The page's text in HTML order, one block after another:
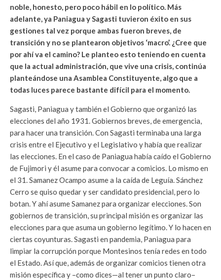
noble, honesto, pero poco hábil en lo político. Más
adelante, ya Paniagua y Sagasti tuvieron éxito en sus
gestiones tal vez porque ambas fueron breves, de
transición y no se plantearon objetivos ‘macro’. ¿Cree que
por ahí va el camino? Le planteo esto teniendo en cuenta
que la actual administración, que vive una crisis, continúa
planteándose una Asamblea Constituyente, algo que a
todas luces parece bastante difícil para el momento.
Sagasti, Paniagua y también el Gobierno que organizó las
elecciones del año 1931. Gobiernos breves, de emergencia,
para hacer una transición. Con Sagasti terminaba una larga
crisis entre el Ejecutivo y el Legislativo y había que realizar
las elecciones. En el caso de Paniagua había caído el Gobierno
de Fujimori y él asume para convocar a comicios. Lo mismo en
el 31. Samanez Ocampo asume a la caída de Leguía. Sánchez
Cerro se quiso quedar y ser candidato presidencial, pero lo
botan. Y ahí asume Samanez para organizar elecciones. Son
gobiernos de transición, su principal misión es organizar las
elecciones para que asuma un gobierno legítimo. Y lo hacen en
ciertas coyunturas. Sagasti en pandemia, Paniagua para
limpiar la corrupción porque Montesinos tenía redes en todo
el Estado. Así que, además de organizar comicios tienen otra
misión específica y –como dices—al tener un punto claro–